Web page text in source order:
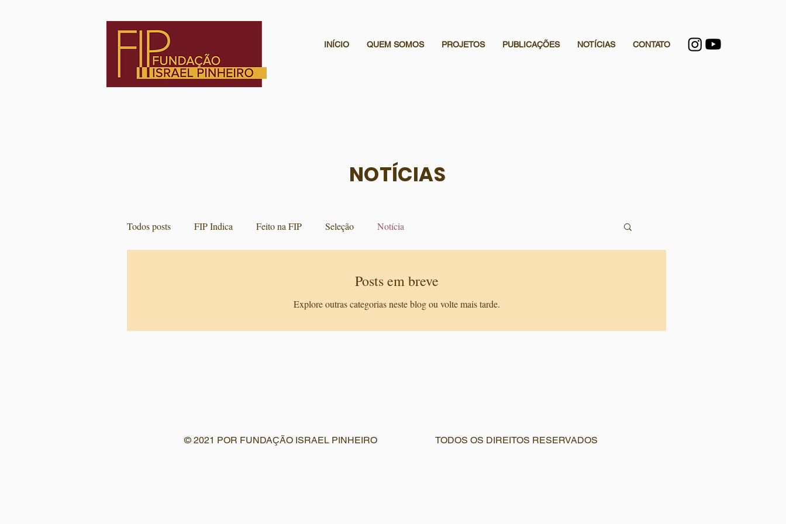
INÍCIO QUEM SOMOS PROJETOS PUBLICAÇÕES NOTÍCIAS CONTATO
NOTÍCIAS
Todos posts FIP Indica Feito na FIP Seleção Notícia
Posts em breve
Explore outras categorias neste blog ou volte mais tarde.
© 2021 POR FUNDAÇÃO ISRAEL PINHEIRO TODOS OS DIREITOS RESERVADOS